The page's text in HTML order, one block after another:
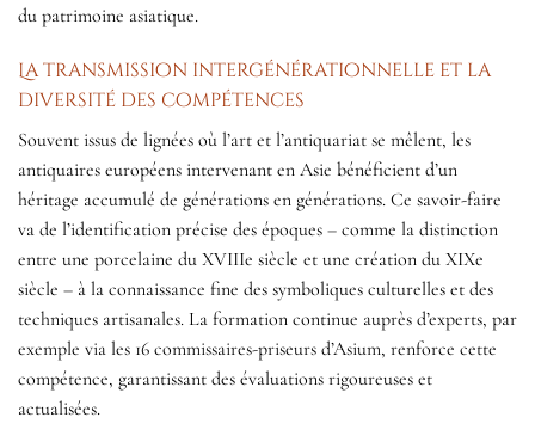
du patrimoine asiatique.
La transmission intergénérationnelle et la
diversité des compétences
Souvent issus de lignées où l’art et l’antiquariat se mêlent, les
antiquaires européens intervenant en Asie bénéficient d’un
héritage accumulé de générations en générations. Ce savoir-faire
va de l’identification précise des époques – comme la distinction
entre une porcelaine du XVIIIe siècle et une création du XIXe
siècle – à la connaissance fine des symboliques culturelles et des
techniques artisanales. La formation continue auprès d’experts, par
exemple via les 16 commissaires-priseurs d’Asium, renforce cette
compétence, garantissant des évaluations rigoureuses et
actualisées.